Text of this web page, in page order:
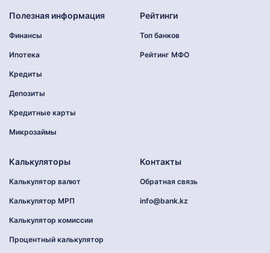
Полезная информация
Финансы
Ипотека
Кредиты
Депозиты
Кредитные карты
Микрозаймы
Рейтинги
Топ банков
Рейтинг МФО
Калькуляторы
Калькулятор валют
Калькулятор МРП
Калькулятор комиссии
Процентный калькулятор
Контакты
Обратная связь
info@bank.kz